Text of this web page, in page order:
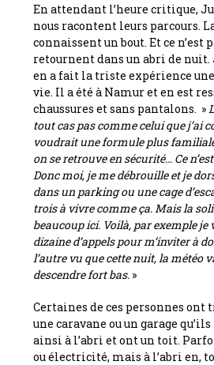
En attendant l’heure critique,
nous racontent leurs parcours.
connaissent un bout. Et ce n’est
retournent dans un abri de nuit.
en a fait la triste expérience
vie. Il a été à Namur et en est
chaussures et sans pantalons. »
tout cas pas comme celui que j’ai
voudrait une formule plus
on se retrouve en sécurité… Ce
Donc moi, je me débrouille et je
dans un parking ou une cage
trois à vivre comme ça. Mais la
beaucoup ici. Voilà, par exemple je
dizaine d’appels pour m’inviter à
l’autre vu que cette nuit, la météo
descendre fort bas. »
Certaines de ces personnes ont
une caravane ou un garage
ainsi à l’abri et ont un toit.
ou électricité, mais à l’abri en,